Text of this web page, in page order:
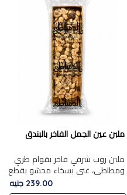
ملبن عين الجمل الفاخر بالبندق
ملبن روب شرقي فاخر بقوام طري
ومطاطي، غني بسخاء محشو بقطع
عين الجمل والبندق المحمص التي
تضيف قرمشة مميزة مُرضية
239.00 جنيه